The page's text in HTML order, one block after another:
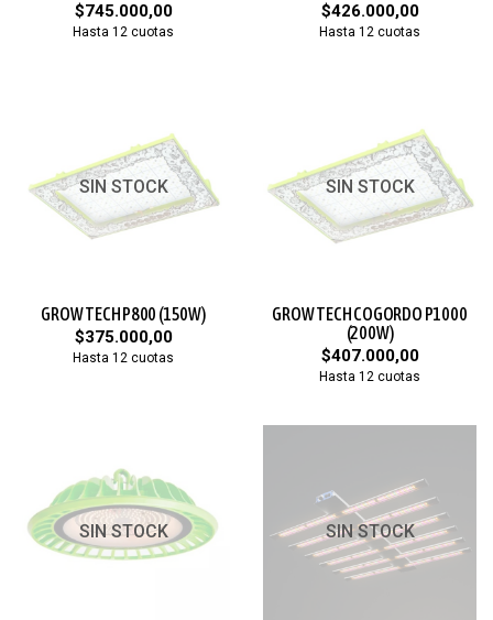
$745.000,00
Hasta 12 cuotas
$426.000,00
Hasta 12 cuotas
SIN STOCK
GROW TECH P800 (150W)
$375.000,00
Hasta 12 cuotas
SIN STOCK
GROW TECH COGORDO P1000
(200W)
$407.000,00
Hasta 12 cuotas
SIN STOCK SIN STOCK